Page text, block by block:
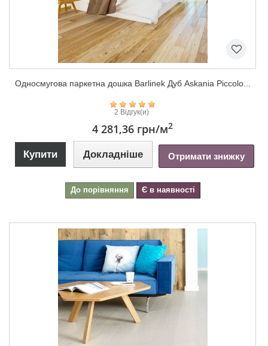
Односмугова паркетна дошка Barlinek Дуб Askania Piccolo...
2 Відгук(и)
4 281,36 грн/м2
Купити Докладніше Отримати знижку
До порівняння Є в наявності